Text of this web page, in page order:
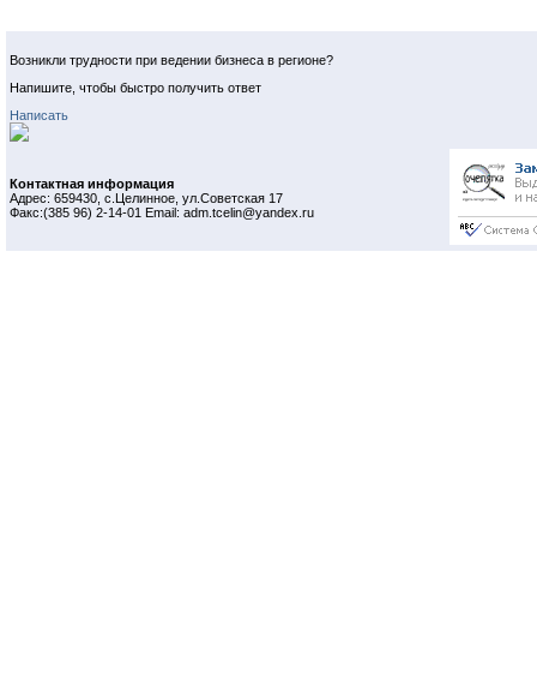
Возникли трудности при ведении бизнеса в регионе?
Напишите, чтобы быстро получить ответ
Написать
Контактная информация
Адрес: 659430, с.Целинное, ул.Советская 17
Факс:(385 96) 2-14-01 Email: adm.tcelin@yandex.ru